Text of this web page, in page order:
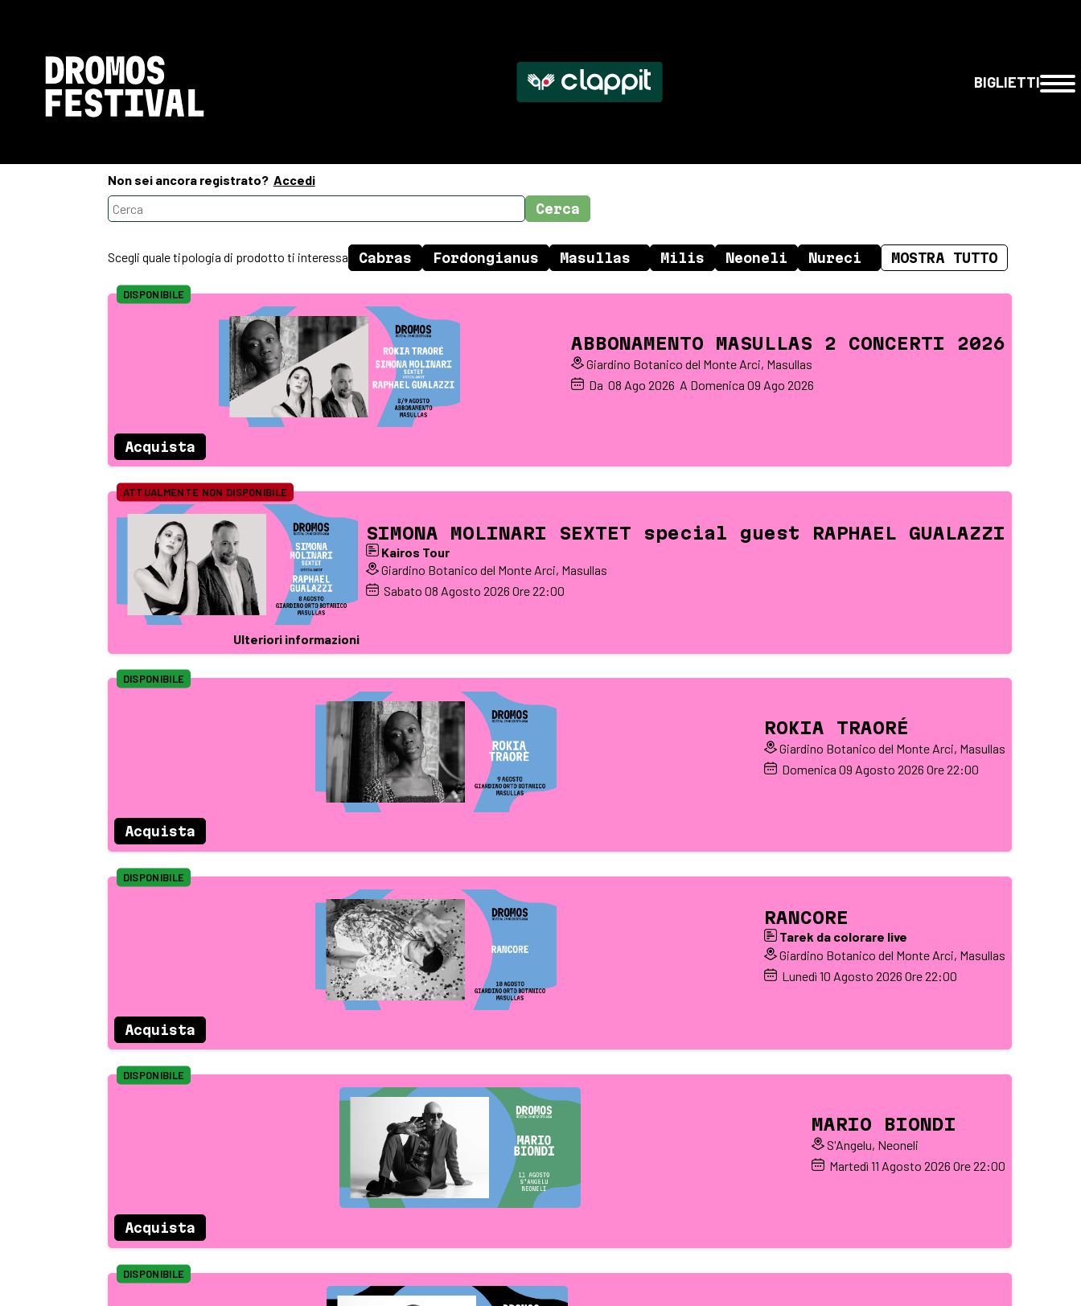
BIGLIETTI
Non sei ancora registrato? Accedi
Scegli quale tipologia di prodotto ti interessa
ABBONAMENTO MASULLAS 2 CONCERTI 2026
Giardino Botanico del Monte Arci, Masullas
Da 08 Ago 2026 A Domenica 09 Ago 2026
DISPONIBILE
Acquista
SIMONA MOLINARI SEXTET special guest RAPHAEL GUALAZZI
Kairos Tour
Giardino Botanico del Monte Arci, Masullas
Sabato 08 Agosto 2026 Ore 22:00
ATTUALMENTE NON DISPONIBILE
Ulteriori informazioni
ROKIA TRAORÉ
Giardino Botanico del Monte Arci, Masullas
Domenica 09 Agosto 2026 Ore 22:00
DISPONIBILE
Acquista
RANCORE
Tarek da colorare live
Giardino Botanico del Monte Arci, Masullas
Lunedì 10 Agosto 2026 Ore 22:00
DISPONIBILE
Acquista
MARIO BIONDI
S'Angelu, Neoneli
Martedì 11 Agosto 2026 Ore 22:00
DISPONIBILE
Acquista
DISPONIBILE